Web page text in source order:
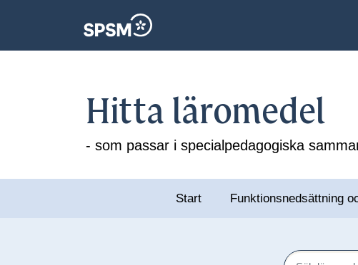
Hitta läromedel
- som passar i specialpedagogiska
Start Funktionsnedsättning
Sök